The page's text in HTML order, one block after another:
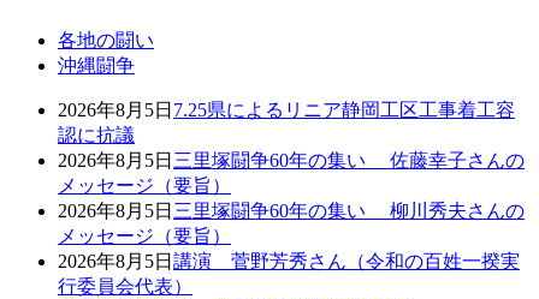
各地の闘い
沖縄闘争
2026年8月5日 7.25県によるリニア静岡工区工事着工容
認に抗議
2026年8月5日 三里塚闘争60年の集い 佐藤幸子さんの
メッセージ（要旨）
2026年8月5日 三里塚闘争60年の集い 柳川秀夫さんの
メッセージ（要旨）
2026年8月5日 講演 菅野芳秀さん（令和の百姓一揆実
行委員会代表）